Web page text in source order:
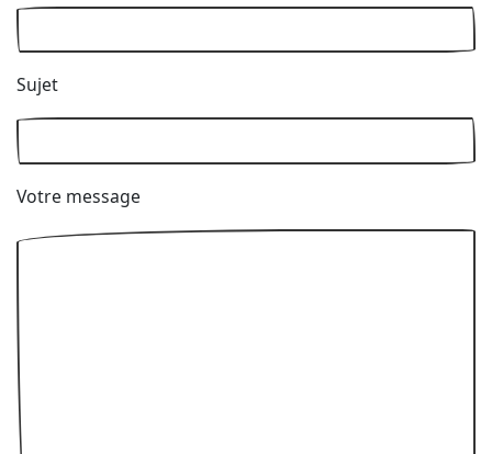
Sujet
Votre message